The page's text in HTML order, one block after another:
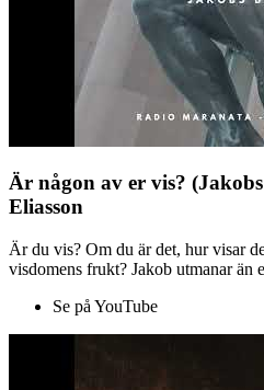
Är någon av er vis?
Eliasson
Är du vis? Om du är det, hur visar
visdomens frukt? Jakob utmanar än
Se på YouTube